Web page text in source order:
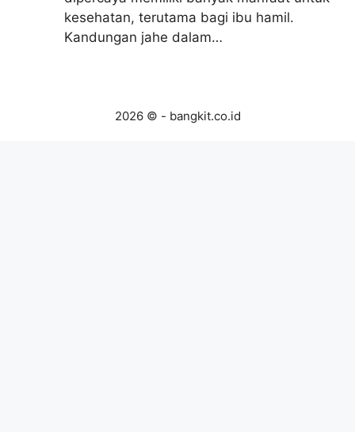
kesehatan, terutama bagi ibu hamil.
Kandungan jahe dalam…
2026 © - bangkit.co.id